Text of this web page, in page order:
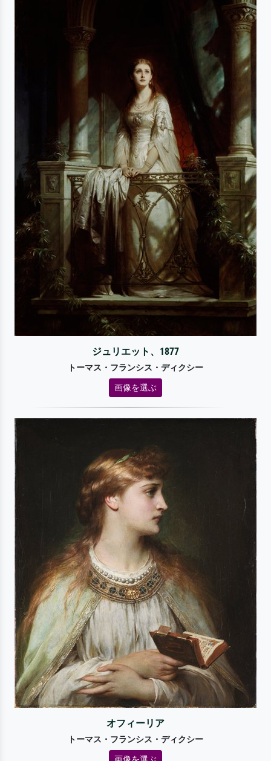
ジュリエット、1877
トーマス・フランシス・ディクシー
画像を選ぶ
オフィーリア
トーマス・フランシス・ディクシー